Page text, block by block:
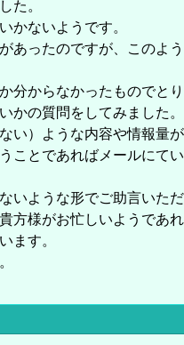
た。
かないようです。
あったのですが、このよ
分からなかったものでと
かの質問をしてみました。
い）ような内容や情報量
ことであればメールにて
いような形でご助言いた
方様がお忙しいようであ
ます。